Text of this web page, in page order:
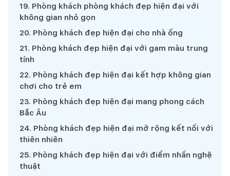
19. Phòng khách phòng khách đẹp hiện đại với
không gian nhỏ gọn
20. Phòng khách đẹp hiện đại cho nhà ống
21. Phòng khách đẹp hiện đại với gam màu trung
tính
22. Phòng khách đẹp hiện đại kết hợp không gian
chơi cho trẻ em
23. Phòng khách đẹp hiện đại mang phong cách
Bắc Âu
24. Phòng khách đẹp hiện đại mở rộng kết nối với
thiên nhiên
25. Phòng khách đẹp hiện đại với điểm nhấn nghệ
thuật